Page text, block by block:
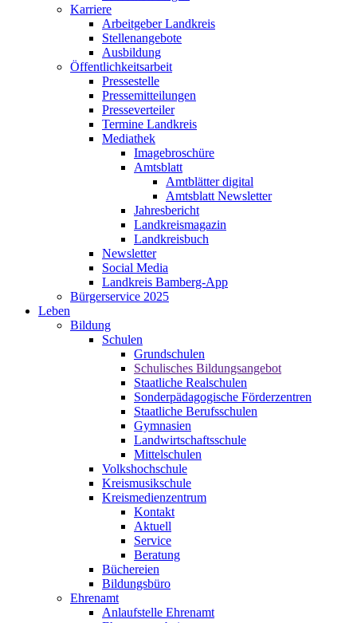
Karriere
Arbeitgeber Landkreis
Stellenangebote
Ausbildung
Öffentlichkeitsarbeit
Pressestelle
Pressemitteilungen
Presseverteiler
Termine Landkreis
Mediathek
Imagebroschüre
Amtsblatt
Amtblätter digital
Amtsblatt Newsletter
Jahresbericht
Landkreismagazin
Landkreisbuch
Newsletter
Social Media
Landkreis Bamberg-App
Bürgerservice 2025
Leben
Bildung
Schulen
Grundschulen
Schulisches Bildungsangebot
Staatliche Realschulen
Sonderpädagogische Förderzentren
Staatliche Berufsschulen
Gymnasien
Landwirtschaftsschule
Mittelschulen
Volkshochschule
Kreismusikschule
Kreismedienzentrum
Kontakt
Aktuell
Service
Beratung
Büchereien
Bildungsbüro
Ehrenamt
Anlaufstelle Ehrenamt